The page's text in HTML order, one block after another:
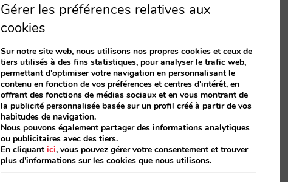
Gérer les préférences relatives aux
cookies
Sur notre site web, nous utilisons nos propres cookies et ceux de
tiers utilisés à des fins statistiques, pour analyser le trafic web,
permettant d'optimiser votre navigation en personnalisant le
contenu en fonction de vos préférences et centres d'intérêt, en
offrant des fonctions de médias sociaux et en vous montrant de
la publicité personnalisée basée sur un profil créé à partir de vos
habitudes de navigation.
Nous pouvons également partager des informations analytiques
ou publicitaires avec des tiers.
En cliquant ici, vous pouvez gérer votre consentement et trouver
plus d'informations sur les cookies que nous utilisons.